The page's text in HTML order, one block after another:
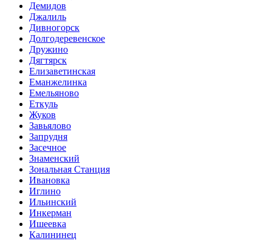
Демидов
Джалиль
Дивногорск
Долгодеревенское
Дружино
Дягтярск
Елизаветинская
Еманжелинка
Емельяново
Еткуль
Жуков
Завьялово
Запрудня
Засечное
Знаменский
Зональная Станция
Ивановка
Иглино
Ильинский
Инкерман
Ишеевка
Калининец